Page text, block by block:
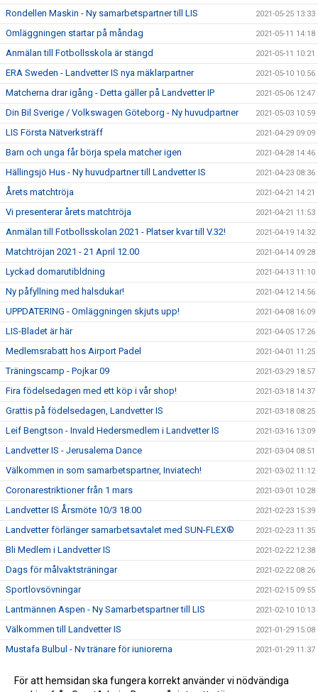
Rondellen Maskin - Ny samarbetspartner till LIS 2021-05-25 13:33
Omläggningen startar på måndag 2021-05-11 14:18
Anmälan till Fotbollsskola är stängd 2021-05-11 10:21
ERA Sweden - Landvetter IS nya mäklarpartner 2021-05-10 10:56
Matcherna drar igång - Detta gäller på Landvetter IP 2021-05-06 12:47
Din Bil Sverige / Volkswagen Göteborg - Ny huvudpartner 2021-05-03 10:59
LIS Första Nätverksträff 2021-04-29 09:09
Barn och unga får börja spela matcher igen 2021-04-28 14:46
Hällingsjö Hus - Ny huvudpartner till Landvetter IS 2021-04-23 08:36
Årets matchtröja 2021-04-21 14:21
Vi presenterar årets matchtröja 2021-04-21 11:53
Anmälan till Fotbollsskolan 2021 - Platser kvar till V.32! 2021-04-19 14:32
Matchtröjan 2021 - 21 April 12.00 2021-04-14 09:28
Lyckad domarutibldning 2021-04-13 11:10
Ny påfyllning med halsdukar! 2021-04-12 14:56
UPPDATERING - Omläggningen skjuts upp! 2021-04-08 16:09
LIS-Bladet är här 2021-04-05 17:26
Medlemsrabatt hos Airport Padel 2021-04-01 11:25
Träningscamp - Pojkar 09 2021-03-29 18:57
Fira födelsedagen med ett köp i vår shop! 2021-03-18 14:37
Grattis på födelsedagen, Landvetter IS 2021-03-18 08:25
Leif Bengtson - Invald Hedersmedlem i Landvetter IS 2021-03-16 13:09
Landvetter IS - Jerusalema Dance 2021-03-04 08:51
Välkommen in som samarbetspartner, Inviatech! 2021-03-02 11:12
Coronarestriktioner från 1 mars 2021-03-01 10:28
Landvetter IS Årsmöte 10/3 18.00 2021-02-23 15:39
Landvetter förlänger samarbetsavtalet med SUN-FLEX® 2021-02-23 11:35
Bli Medlem i Landvetter IS 2021-02-22 12:38
Dags för målvaktsträningar 2021-02-22 08:26
Sportlovsövningar 2021-02-15 09:55
Lantmännen Aspen - Ny Samarbetspartner till LIS 2021-02-10 10:13
Välkommen till Landvetter IS 2021-01-29 15:08
Mustafa Bulbul - Ny tränare för juniorerna 2021-01-29 11:37
Landvetter IS välkomnar Hertzmans Kakel & Klinker in i
För att hemsidan ska fungera korrekt använder vi nödvändiga